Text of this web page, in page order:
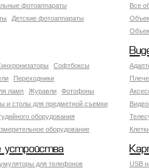
фотоаппараты
Детские фотоаппараты
Все
Софтбоксы
Переходники
ламп Журавли
Фотофоны
и столы для предметной съемки
оборудования
оборудование
устройства
для телефонов
USB